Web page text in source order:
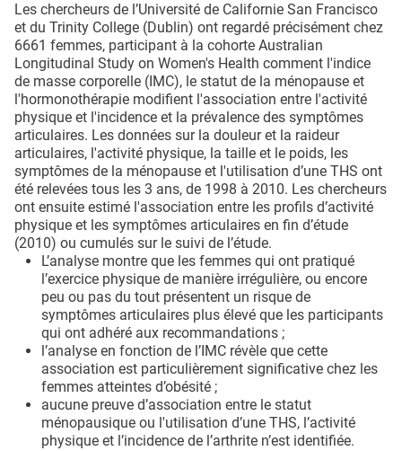
Les chercheurs de l’Université de Californie San Francisco
et du Trinity College (Dublin) ont regardé précisément chez
6661 femmes, participant à la cohorte Australian
Longitudinal Study on Women's Health comment l'indice
de masse corporelle (IMC), le statut de la ménopause et
l'hormonothérapie modifient l'association entre l'activité
physique et l'incidence et la prévalence des symptômes
articulaires. Les données sur la douleur et la raideur
articulaires, l'activité physique, la taille et le poids, les
symptômes de la ménopause et l'utilisation d’une THS ont
été relevées tous les 3 ans, de 1998 à 2010. Les chercheurs
ont ensuite estimé l'association entre les profils d’activité
physique et les symptômes articulaires en fin d’étude
(2010) ou cumulés sur le suivi de l’étude.
L’analyse montre que les femmes qui ont pratiqué
l’exercice physique de manière irrégulière, ou encore
peu ou pas du tout présentent un risque de
symptômes articulaires plus élevé que les participants
qui ont adhéré aux recommandations ;
l’analyse en fonction de l’IMC révèle que cette
association est particulièrement significative chez les
femmes atteintes d’obésité ;
aucune preuve d’association entre le statut
ménopausique ou l'utilisation d’une THS, l’activité
physique et l’incidence de l’arthrite n’est identifiée.